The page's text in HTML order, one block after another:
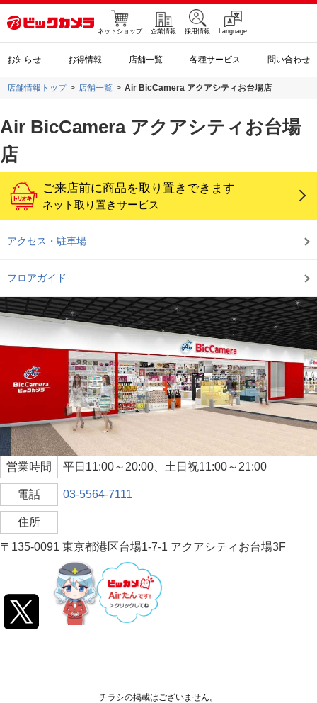
お知らせ お得情報 店舗一覧 各種サービス 問い合わせ
ネットショップ 企業情報 採用情報 Language
店舗情報トップ 店舗一覧 Air BicCamera アクアシティお台場店
Air BicCamera アクアシティお台場
店
ご来店前に商品を取り置きできます
ネット取り置きサービス
アクセス・駐車場
フロアガイド
営業時間 平日11:00～20:00、土日祝11:00～21:00
電話 03-5564-7111
住所
〒135-0091 東京都港区台場1-7-1 アクアシティお台場3F
チラシの掲載はございません。